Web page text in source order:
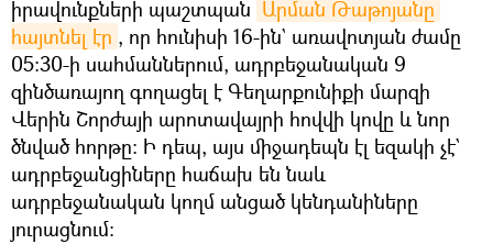
իրավունքների պաշտպան Արման Թաթոյանը
հայտնել էր , որ հունիսի 16-ին` առավոտյան ժամը
05:30-ի սահմաններում, ադրբեջանական 9
զինծառայող գողացել է Գեղարքունիքի մարզի
Վերին Շորժայի արոտավայրի հովվի կովը և նոր
ծնված հորթը։ Ի դեպ, այս միջադեպն էլ եզակի չէ`
ադրբեջանցիները հաճախ են նաև
ադրբեջանական կողմ անցած կենդանիները
յուրացնում։